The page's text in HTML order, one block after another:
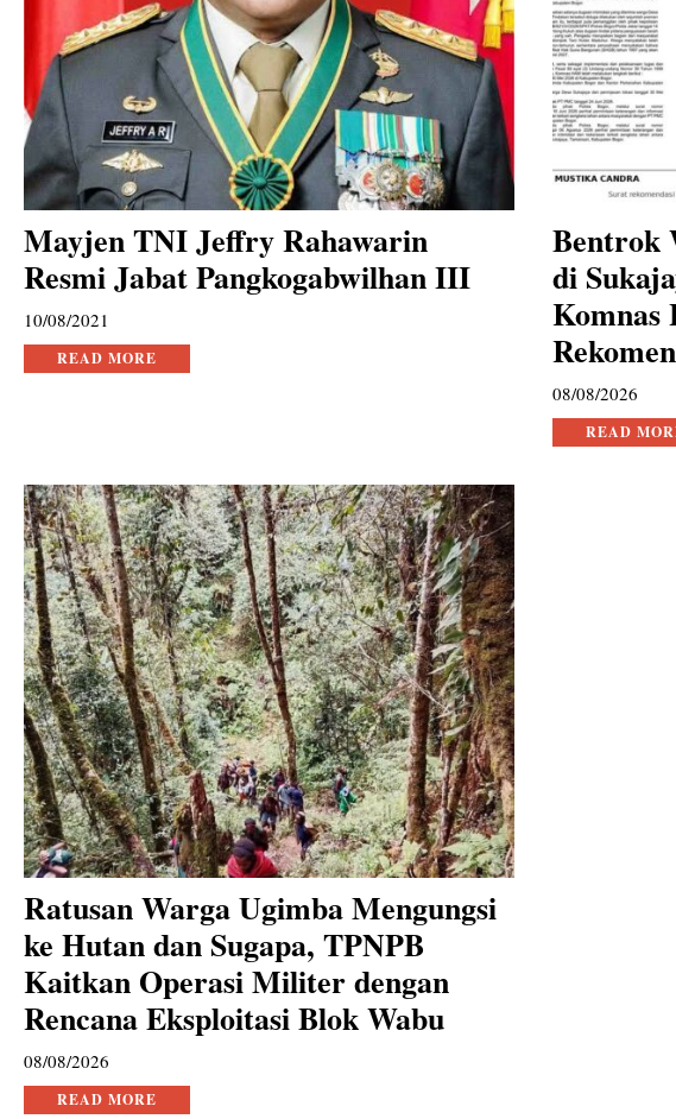
Mayjen TNI Jeffry Rahawarin
Resmi Jabat Pangkogabwilhan III
10/08/2021
READ MORE
Bentrok
di
08/08/2026
READ
Ratusan Warga Ugimba Mengungsi
ke Hutan dan Sugapa, TPNPB
Kaitkan Operasi Militer dengan
Rencana Eksploitasi Blok Wabu
08/08/2026
READ MORE